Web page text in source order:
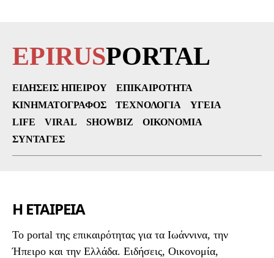
EPIRUSPORTAL
ΕΙΔΉΣΕΙΣ ΗΠΕΊΡΟΥ
ΕΠΙΚΑΙΡΌΤΗΤΑ
ΚΙΝΗΜΑΤΟΓΡΆΦΟΣ
ΤΕΧΝΟΛΟΓΊΑ
ΥΓΕΊΑ
LIFE
VIRAL SHOWBIZ
ΟΙΚΟΝΟΜΊΑ
ΣΥΝΤΑΓΈΣ
Η ΕΤΑΙΡΕΙΑ
To portal της επικαιρότητας για τα Ιωάννινα, την
Ήπειρο και την Ελλάδα. Ειδήσεις, Οικονομία,